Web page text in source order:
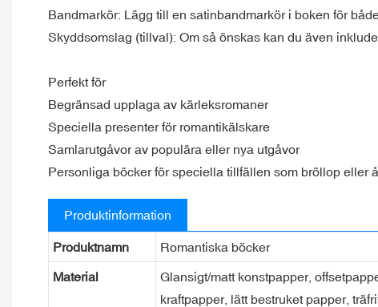
Bandmarkör: Lägg till en satinbandmarkör i boken för
Skyddsomslag (tillval): Om så önskas kan du även
Perfekt för
Begränsad upplaga av kärleksromaner
Speciella presenter för romantikälskare
Samlarutgåvor av populära eller nya utgåvor
Personliga böcker för speciella tillfällen som bröllop eller
Produktinformation
Produktnamn Romantiska böcker
Material
Glansigt/matt konstpapper,
kraftpapper, lätt bestruket papper,